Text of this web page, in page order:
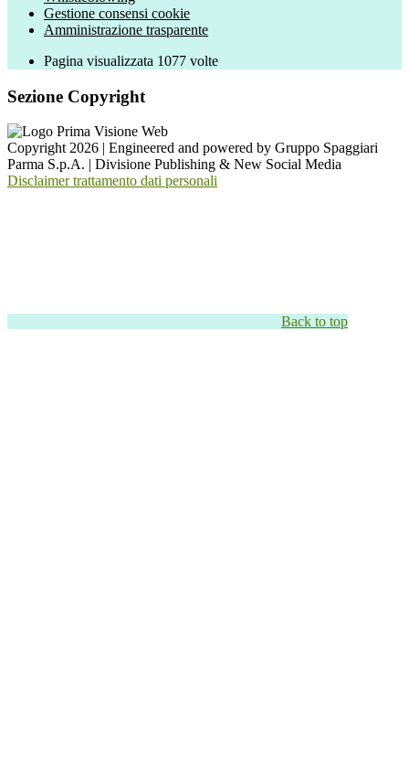
Gestione consensi cookie
Amministrazione trasparente
Pagina visualizzata 1077 volte
Sezione Copyright
Copyright 2026 | Engineered and powered by Gruppo Spaggiari
Parma S.p.A. | Divisione Publishing & New Social Media
Disclaimer trattamento dati personali
Back to top